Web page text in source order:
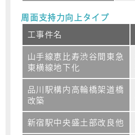
周面支持力向上タイプ
工事件名
山手線恵比寿渋谷間東急
東横線地下化
品川駅構内高輪橋架道橋
改築
新宿駅中央盛土部改良他